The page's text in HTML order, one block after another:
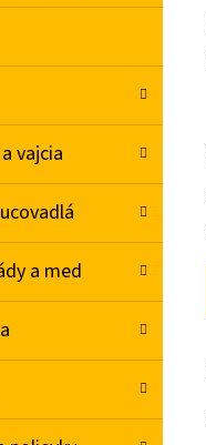
vajcia
a med